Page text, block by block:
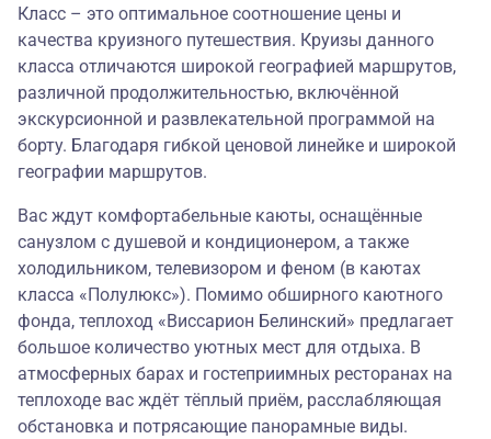
Класс – это оптимальное соотношение цены и
качества круизного путешествия. Круизы данного
класса отличаются широкой географией маршрутов,
различной продолжительностью, включённой
экскурсионной и развлекательной программой на
борту. Благодаря гибкой ценовой линейке и широкой
географии маршрутов.
Вас ждут комфортабельные каюты, оснащённые
санузлом с душевой и кондиционером, а также
холодильником, телевизором и феном (в каютах
класса «Полулюкс»). Помимо обширного каютного
фонда, теплоход «Виссарион Белинский» предлагает
большое количество уютных мест для отдыха. В
атмосферных барах и гостеприимных ресторанах на
теплоходе вас ждёт тёплый приём, расслабляющая
обстановка и потрясающие панорамные виды.